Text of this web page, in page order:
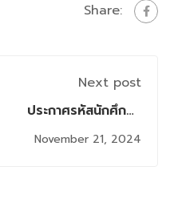
Share:
Next post
ประกาศรหัสนักศึกษา
และผังสอบผู้สมัครสอบ
Comprehensive
November 21, 2024